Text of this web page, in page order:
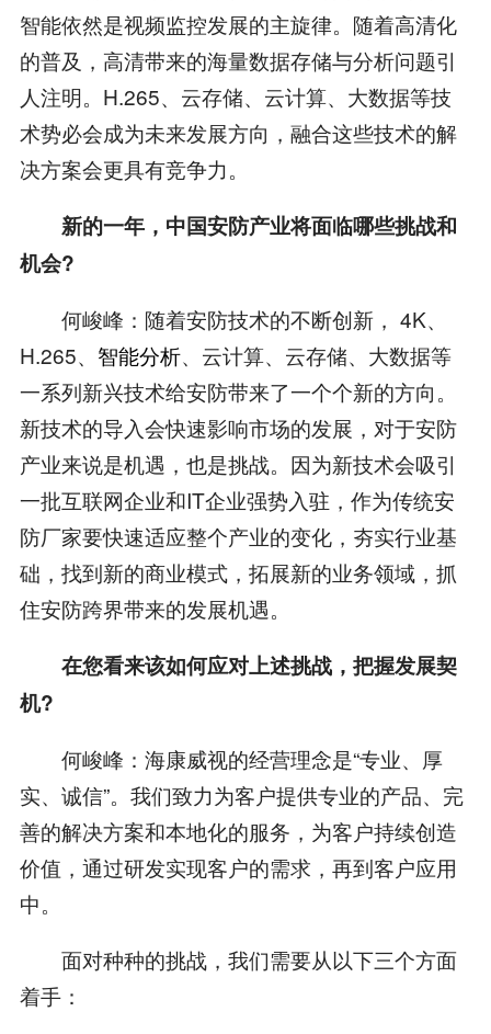
智能依然是视频监控发展的主旋律。随着高清化
的普及，高清带来的海量数据存储与分析问题引
人注明。H.265、云存储、云计算、大数据等技
术势必会成为未来发展方向，融合这些技术的解
决方案会更具有竞争力。
新的一年，中国安防产业将面临哪些挑战和
机会?
何峻峰：随着安防技术的不断创新， 4K、
H.265、 智能分析、云计算、云存储、大数据等
一系列新兴技术给安防带来了一个个新的方向。
新技术的导入会快速影响市场的发展，对于安防
产业来说是机遇，也是挑战。因为新技术会吸引
一批互联网企业和IT企业强势入驻，作为传统安
防厂家要快速适应整个产业的变化，夯实行业基
础，找到新的商业模式，拓展新的业务领域，抓
住安防跨界带来的发展机遇。
在您看来该如何应对上述挑战，把握发展契
机?
何峻峰：海康威视的经营理念是“专业、厚
实、诚信”。我们致力为客户提供专业的产品、完
善的解决方案和本地化的服务，为客户持续创造
价值，通过研发实现客户的需求，再到客户应用
中。
面对种种的挑战，我们需要从以下三个方面
着手：